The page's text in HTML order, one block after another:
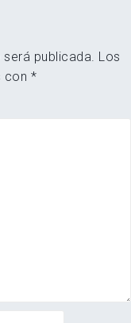
publicada. Los
con *